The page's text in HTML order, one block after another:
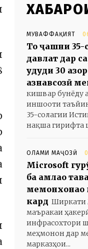
МУВАФФАҚИЯТ
То ҷашни 35-
давлат дар
ҳудуди 30
азнавсозӣ
кишвар бунёду
иншооти
35-солагии
нақша гирифта
ОЛАМИ МАҶОЗӢ
Microsoft
ба ҳамлаҳо
меҳмонхонаҳо
кард Ширкати
маъракаи
инфрасохтори
меҳмонон дар
марказҳои...